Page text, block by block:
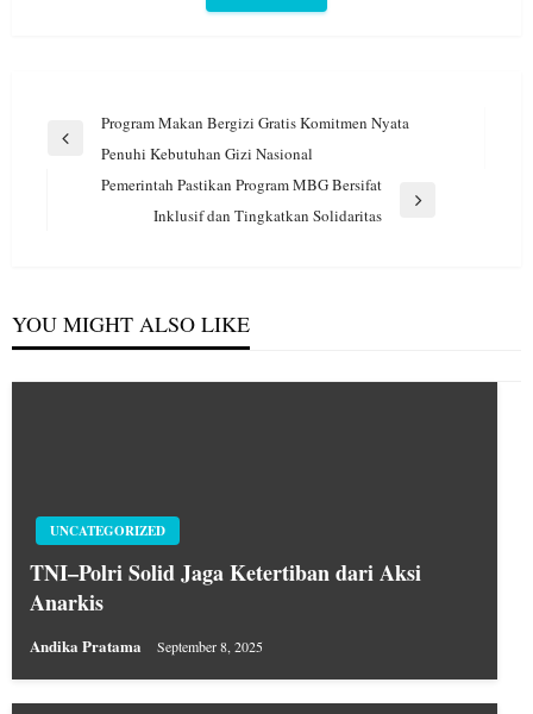
Navigasi
Previous
Program Makan Bergizi Gratis Komitmen Nyata
Penuhi Kebutuhan Gizi Nasional
Pemerintah Pastikan Program MBG Bersifat
Inklusif dan Tingkatkan Solidaritas
YOU MIGHT ALSO LIKE
UNCATEGORIZED
TNI–Polri Solid Jaga Ketertiban dari Aksi
Anarkis
Andika Pratama September 8, 2025